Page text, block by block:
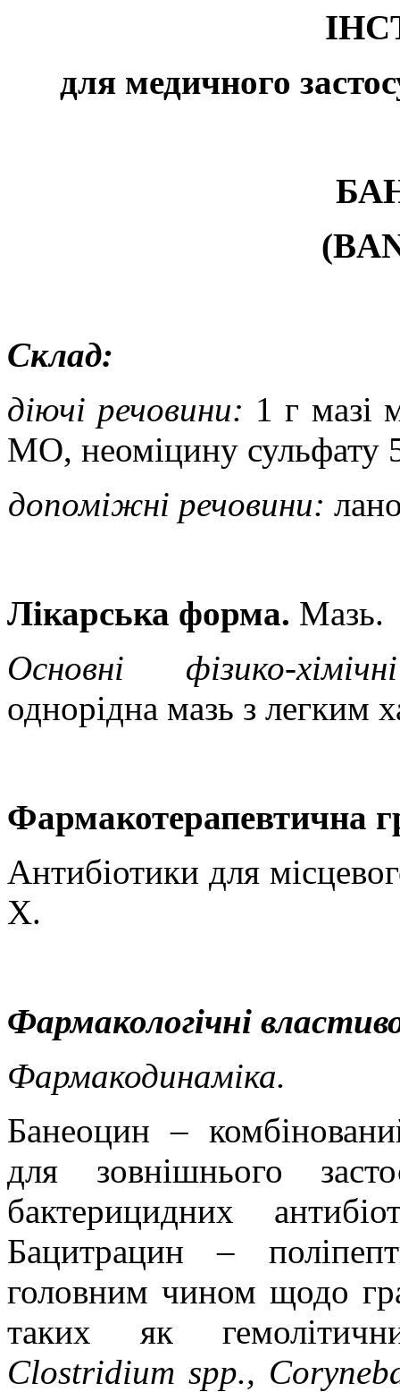
для медичного
(
Склад:
діючі речовини: 1 г мазі
МО, неоміцину
допоміжні речовини:
Лікарська форма. Мазь.
Основні фізико-
однорідна мазь з легким
Фармакотерапевтична
Антибіотики для
Х.
Фармакологічні
Фармакодинаміка.
Банеоцин –
для зовнішнього
бактерицидних
Бацитрацин –
головним чином щодо
таких як
Clostridium spp.,